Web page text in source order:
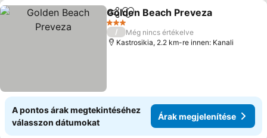
Megosztás
Hozzáadás a kedvencekhez
Golden Beach Preveza
3 Kategória
/
Még nincs értékelve
Kastrosikia, 2.2 km-re innen: Kanali
A pontos árak megtekintéséhez
válasszon dátumokat
Árak megjelenítése